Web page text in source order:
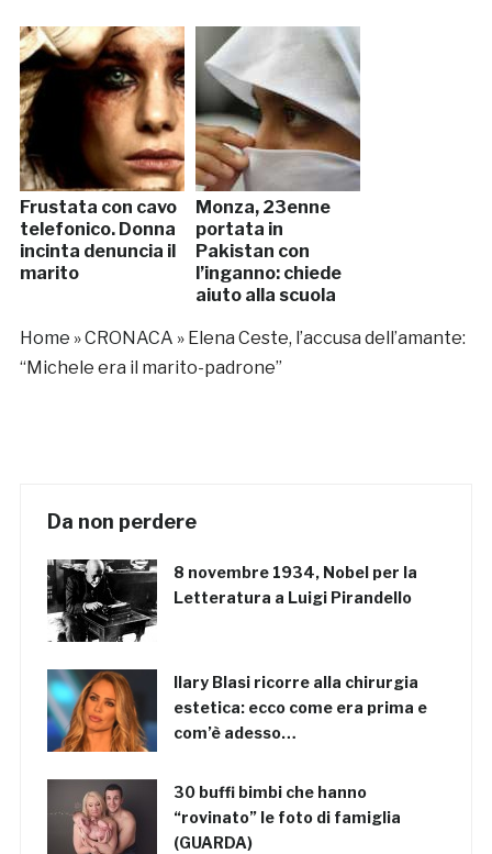
Frustata con cavo
telefonico. Donna
incinta denuncia il
marito
Monza, 23enne
portata in
Pakistan con
l’inganno: chiede
aiuto alla scuola
Home »CRONACA » Elena Ceste, l’accusa dell’amante:
“Michele era il marito-padrone”
Da non perdere
8 novembre 1934, Nobel per la
Letteratura a Luigi Pirandello
Ilary Blasi ricorre alla chirurgia
estetica: ecco come era prima e
com’è adesso…
30 buffi bimbi che hanno
“rovinato” le foto di famiglia
(GUARDA)